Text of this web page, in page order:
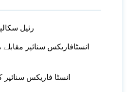
رئیل
انسٹافاریکس سنائپر مقابلے
انسٹا فاریکس